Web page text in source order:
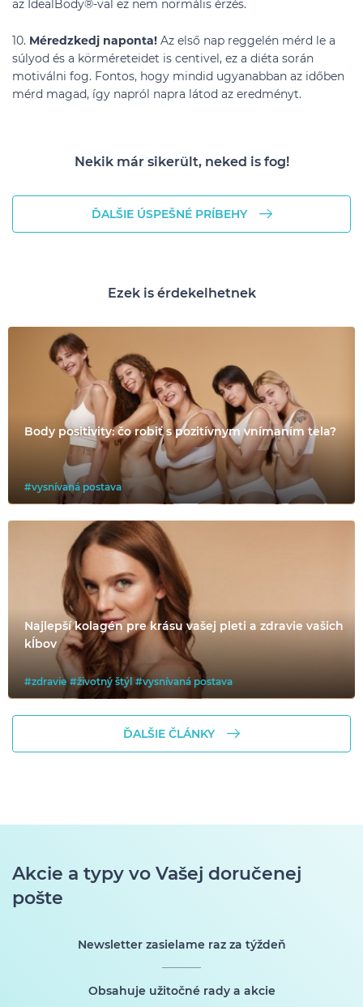
az IdealBody®-val ez nem normális érzés.
10. Méredzkedj naponta! Az első nap reggelén mérd le a
súlyod és a körméreteidet is centivel, ez a diéta során
motiválni fog. Fontos, hogy mindid ugyanabban az időben
mérd magad, így napról napra látod az eredményt.
Nekik már sikerült, neked is fog!
ĎALŠIE ÚSPEŠNÉ PRÍBEHY
Ezek is érdekelhetnek
Body positivity: čo robiť s pozitívnym vnímaním tela?
#vysnívaná postava
Najlepší kolagén pre krásu vašej pleti a zdravie vašich
kĺbov
#zdravie #životný štýl #vysnívaná postava
ĎALŠIE ČLÁNKY
Akcie a typy vo Vašej doručenej
pošte
Newsletter zasielame raz za týždeň
Obsahuje užitočné rady a akcie